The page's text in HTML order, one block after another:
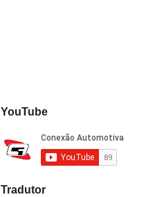
YouTube
Tradutor